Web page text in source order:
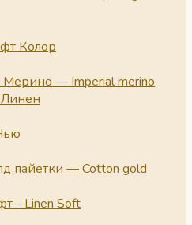
Колор
— Imperial merino
пайетки — Cotton gold
- Linen Soft